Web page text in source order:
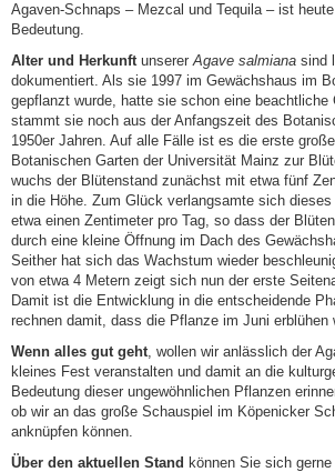
Agaven-Schnaps – Mezcal und Tequila – ist
Bedeutung.
Alter und Herkunft unserer Agave salmiana sind
dokumentiert. Als sie 1997 im Gewächshaus im
gepflanzt wurde, hatte sie schon eine beachtliche
stammt sie noch aus der Anfangszeit des
1950er Jahren. Auf alle Fälle ist es die erste
Botanischen Garten der Universität Mainz zur
wuchs der Blütenstand zunächst mit etwa fünf
in die Höhe. Zum Glück verlangsamte sich
etwa einen Zentimeter pro Tag, so dass der
durch eine kleine Öffnung im Dach des
Seither hat sich das Wachstum wieder
von etwa 4 Metern zeigt sich nun der erste
Damit ist die Entwicklung in die entscheidende
rechnen damit, dass die Pflanze im Juni erblühen
Wenn alles gut geht , wollen wir anlässlich der
kleines Fest veranstalten und damit an die
Bedeutung dieser ungewöhnlichen Pflanzen
ob wir an das große Schauspiel im Köpenicker
anknüpfen können.
Über den aktuellen Stand können Sie sich